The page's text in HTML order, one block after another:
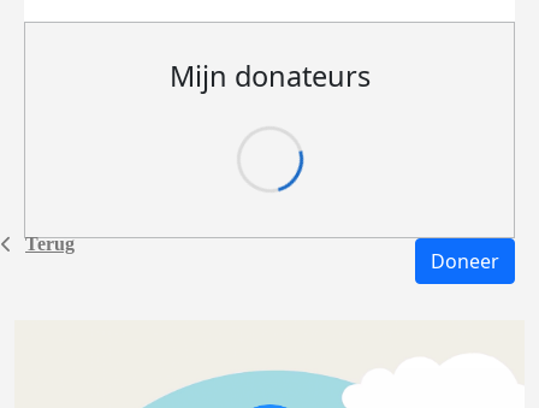
Terug
Mijn donateurs
Doneer